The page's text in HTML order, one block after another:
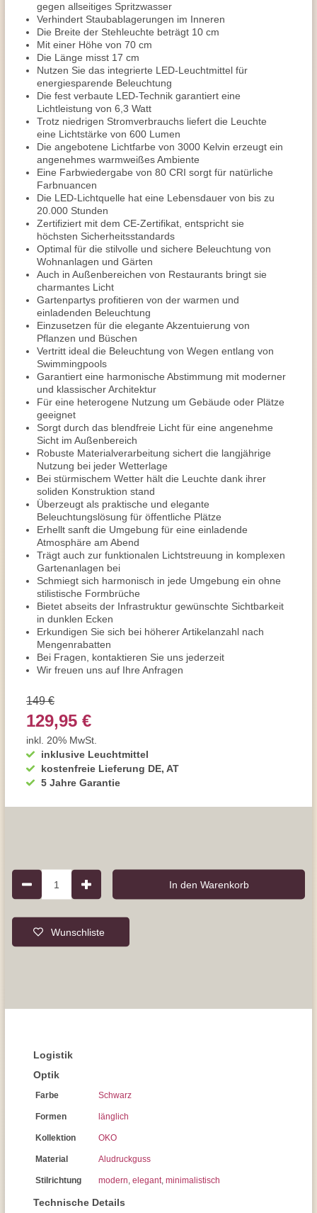
gegen allseitiges Spritzwasser
Verhindert Staubablagerungen im Inneren
Die Breite der Stehleuchte beträgt 10 cm
Mit einer Höhe von 70 cm
Die Länge misst 17 cm
Nutzen Sie das integrierte LED-Leuchtmittel für
energiesparende Beleuchtung
Die fest verbaute LED-Technik garantiert eine
Lichtleistung von 6,3 Watt
Trotz niedrigen Stromverbrauchs liefert die Leuchte
eine Lichtstärke von 600 Lumen
Die angebotene Lichtfarbe von 3000 Kelvin erzeugt ein
angenehmes warmweißes Ambiente
Eine Farbwiedergabe von 80 CRI sorgt für natürliche
Farbnuancen
Die LED-Lichtquelle hat eine Lebensdauer von bis zu
20.000 Stunden
Zertifiziert mit dem CE-Zertifikat, entspricht sie
höchsten Sicherheitsstandards
Optimal für die stilvolle und sichere Beleuchtung von
Wohnanlagen und Gärten
Auch in Außenbereichen von Restaurants bringt sie
charmantes Licht
Gartenpartys profitieren von der warmen und
einladenden Beleuchtung
Einzusetzen für die elegante Akzentuierung von
Pflanzen und Büschen
Vertritt ideal die Beleuchtung von Wegen entlang von
Swimmingpools
Garantiert eine harmonische Abstimmung mit moderner
und klassischer Architektur
Für eine heterogene Nutzung um Gebäude oder Plätze
geeignet
Sorgt durch das blendfreie Licht für eine angenehme
Sicht im Außenbereich
Robuste Materialverarbeitung sichert die langjährige
Nutzung bei jeder Wetterlage
Bei stürmischem Wetter hält die Leuchte dank ihrer
soliden Konstruktion stand
Überzeugt als praktische und elegante
Beleuchtungslösung für öffentliche Plätze
Erhellt sanft die Umgebung für eine einladende
Atmosphäre am Abend
Trägt auch zur funktionalen Lichtstreuung in komplexen
Gartenanlagen bei
Schmiegt sich harmonisch in jede Umgebung ein ohne
stilistische Formbrüche
Bietet abseits der Infrastruktur gewünschte Sichtbarkeit
in dunklen Ecken
Erkundigen Sie sich bei höherer Artikelanzahl nach
Mengenrabatten
Bei Fragen, kontaktieren Sie uns jederzeit
Wir freuen uns auf Ihre Anfragen
inklusive Leuchtmittel
kostenfreie Lieferung DE, AT
5 Jahre Garantie
149 €
129,95 €
inkl. 20% MwSt.
1 In den Warenkorb
Wunschliste
Logistik
Optik
Farbe Schwarz
Formen länglich
Kollektion OKO
Material Aludruckguss
Stilrichtung modern, elegant, minimalistisch
Technische Details